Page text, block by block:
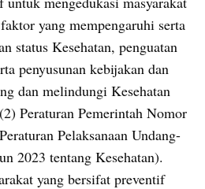
yang mempengaruhi serta
status Kesehatan, penguatan
penyusunan kebijakan dan
dan melindungi Kesehatan
Peraturan Pemerintah Nomor
Pelaksanaan Undang-
2023 tentang Kesehatan).
yang bersifat preventif